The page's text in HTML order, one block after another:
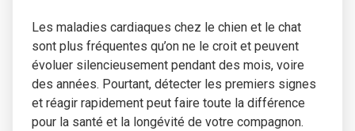
Les maladies cardiaques chez le chien et le chat
sont plus fréquentes qu’on ne le croit et peuvent
évoluer silencieusement pendant des mois, voire
des années. Pourtant, détecter les premiers signes
et réagir rapidement peut faire toute la différence
pour la santé et la longévité de votre compagnon.